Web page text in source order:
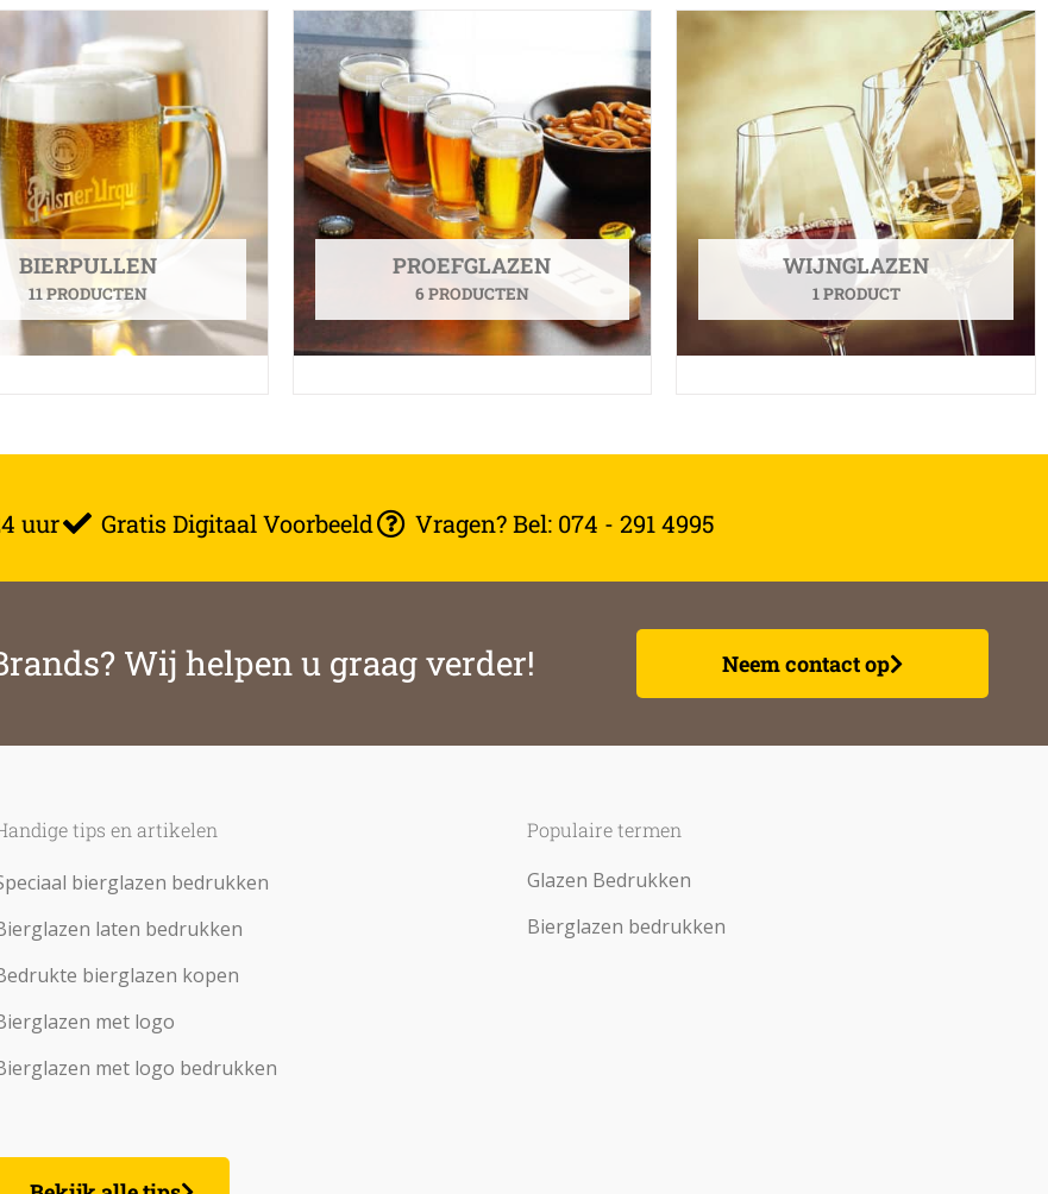
BIERPULLEN
11 PRODUCTEN
PROEFGLAZEN
6 PRODUCTEN
WIJNGLAZEN
1 PRODUCT
uur Gratis Digitaal Voorbeeld Vragen? Bel: 074 - 291 4995
Wij helpen u graag verder! Neem contact op
tips en artikelen
bierglazen bedrukken
laten bedrukken
bierglazen kopen
met logo
met logo bedrukken
Populaire termen
Glazen Bedrukken
Bierglazen bedrukken